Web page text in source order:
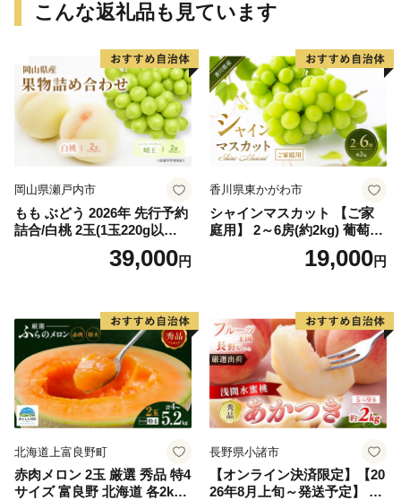
こんな返礼品も見ています
岡山県瀬戸内市
もも ぶどう 2026年 先行予約
詰合/白桃 2玉(1玉220g以
上)・シャインマスカット 晴
39,000円
香川県東かがわ市
シャインマスカット 【ご家
庭用】 2～6房(約2kg) 葡萄 ぶ
どう ブドウ フルーツ 果物 く
だもの 果実 旬の果物 旬のフ
19,000円
北海道上富良野町
赤肉メロン 2玉 厳選 秀品 特4
サイズ 富良野 北海道 各2kg
長野県小諸市
【オンライン決済限定】【20
26年8月上旬～発送予定】 先